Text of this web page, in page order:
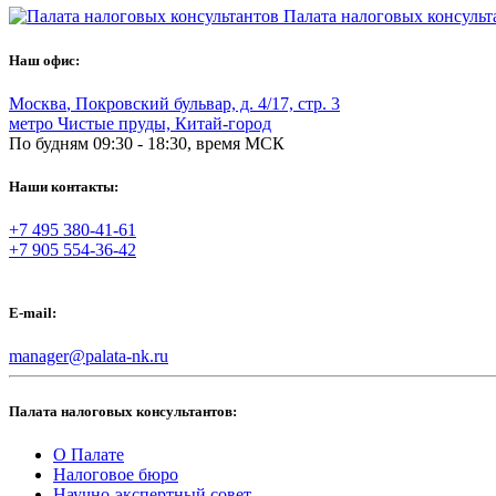
Палата налоговых
Наш офис:
Москва, Покровский бульвар, д. 4/17, стр. 3
метро Чистые пруды, Китай-город
По будням 09:30 - 18:30, время МСК
Наши контакты:
+7 495 380-41-61
+7 905 554-36-42
E-mail:
manager@palata-nk.ru
Палата налоговых консультантов:
О Палате
Налоговое бюро